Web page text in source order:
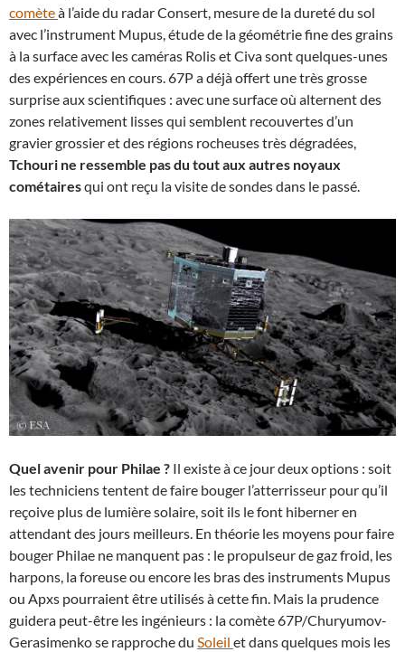
comèteà l’aide du radar Consert, mesure de la dureté du sol
avec l’instrument Mupus, étude de la géométrie fine des grains
à la surface avec les caméras Rolis et Civa sont quelques-unes
des expériences en cours. 67P a déjà offert une très grosse
surprise aux scientifiques : avec une surface où alternent des
zones relativement lisses qui semblent recouvertes d’un
gravier grossier et des régions rocheuses très dégradées,
Tchouri ne ressemble pas du tout aux autres noyaux
cométairesqui ont reçu la visite de sondes dans le passé.
Quel avenir pour Philae ? Il existe à ce jour deux options : soit
les techniciens tentent de faire bouger l’atterrisseur pour qu’il
reçoive plus de lumière solaire, soit ils le font hiberner en
attendant des jours meilleurs. En théorie les moyens pour faire
bouger Philae ne manquent pas : le propulseur de gaz froid, les
harpons, la foreuse ou encore les bras des instruments Mupus
ou Apxs pourraient être utilisés à cette fin. Mais la prudence
guidera peut-être les ingénieurs : la comète 67P/Churyumov-
Gerasimenko se rapproche du Soleil et dans quelques mois les